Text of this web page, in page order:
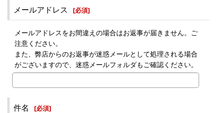
メールアドレス [必須]
メールアドレスをお間違えの場合はお返事が届きません。ご
注意ください。
また、弊店からのお返事が迷惑メールとして処理される場合
がございますので、迷惑メールフォルダもご確認ください。
件名 [必須]